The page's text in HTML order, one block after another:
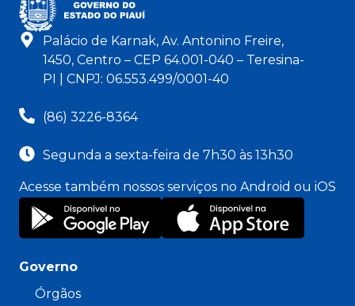
Palácio de Karnak, Av. Antonino Freire,
1450, Centro – CEP 64.001-040 – Teresina-
PI | CNPJ: 06.553.499/0001-40
(86) 3226-8364
Segunda a sexta-feira de 7h30 às 13h30
Acesse também nossos serviços no Android ou iOS
Governo
Órgãos